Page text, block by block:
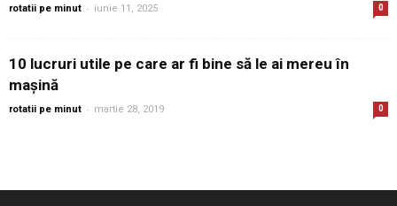
rotatii pe minut - iunie 11, 2025 0
10 lucruri utile pe care ar fi bine să le ai mereu în
mașină
rotatii pe minut - martie 28, 2019 0